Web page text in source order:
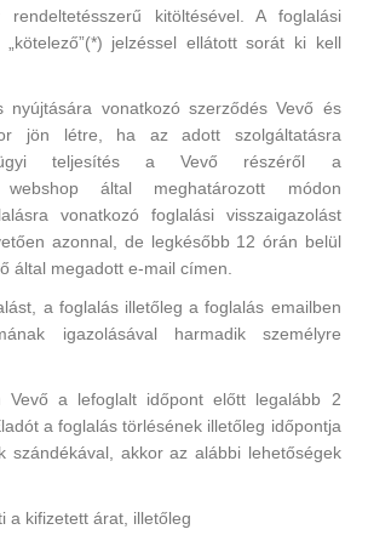
kitöltésével. A foglalási
jelzéssel ellátott sorát ki kell
nyújtására vonatkozó szerződés Vevő és
jön létre, ha az adott szolgáltatásra
teljesítés a Vevő részéről a
webshop által meghatározott módon
vonatkozó foglalási visszaigazolást
azonnal, de legkésőbb 12 órán belül
által megadott e-mail címen.
a foglalás illetőleg a foglalás emailben
igazolásával harmadik személyre
Vevő a lefoglalt időpont előtt legalább 2
a foglalás törlésének illetőleg időpontja
szándékával, akkor az alábbi lehetőségek
a kifizetett árat, illetőleg